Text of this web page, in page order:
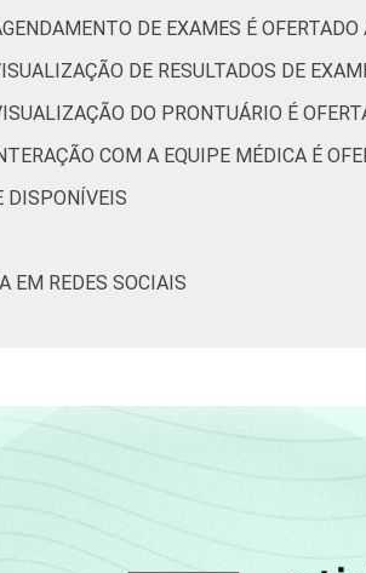
da Informação (Cetic.br),
– TIC Saúde 2021. ¹Cada item
DE EXAMES É OFERTADO
DE RESULTADOS DE
DO PRONTUÁRIO É
COM A EQUIPE MÉDICA É
DISPONÍVEIS
EM REDES SOCIAIS